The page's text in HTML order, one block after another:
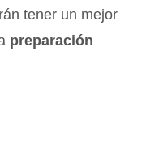
tener un mejor
preparación